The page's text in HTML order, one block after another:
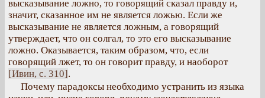
высказывание ложно, то говорящий сказал правду и,
значит, сказанное им не является ложью. Если же
высказывание не является ложным, а говорящий
утверждает, что он солгал, то это его высказывание
ложно. Оказывается, таким образом, что, если
говорящий лжет, то он говорит правду, и наоборот
[Ивин, с. 310].
Почему парадоксы необходимо устранить из языка